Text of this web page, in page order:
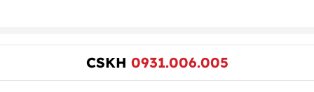
CSKH 0931.006.005